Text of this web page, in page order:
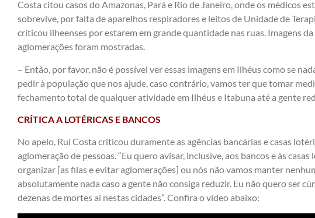
Costa citou casos do Amazonas, Pará e Rio de Janeiro, onde os médicos
sobrevive, por falta de aparelhos respiradores e leitos de Unidade de
criticou ilheenses por estarem em grande quantidade nas ruas. Imagens
aglomerações foram mostradas.
– Então, por favor, não é possível ver essas imagens em Ilhéus como se
pedir à população que nos ajude, caso contrário, vamos ter que tomar
fechamento total de qualquer atividade em Ilhéus e Itabuna até a gente
CRÍTICA A LOTÉRICAS E BANCOS
No apelo, Rui Costa criticou duramente as agências bancárias e casas
aglomeração de pessoas. “Eu quero avisar, inclusive, aos bancos e às
organizar [as filas e evitar aglomerações] ou nós não vamos manter
absolutamente nada caso a gente não consiga reduzir. Eu não quero ser
dezenas de mortes aí nestas cidades”. Confira o vídeo abaixo: